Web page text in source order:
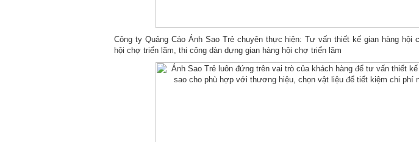
Công ty Quảng Cáo Ánh Sao Trẻ chuyên thực hiện: Tư vấn thiết kế gian hàng hội
hội chợ triển lãm, thi công dàn dựng gian hàng hội chợ triển lãm